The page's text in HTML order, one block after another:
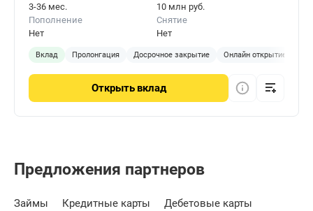
3-36 мес.
10 млн руб.
Пополнение
Нет
Снятие
Нет
Вклад Пролонгация Досрочное закрытие Онлайн открытие
Открыть вклад
Предложения партнеров
Займы Кредитные карты Дебетовые карты